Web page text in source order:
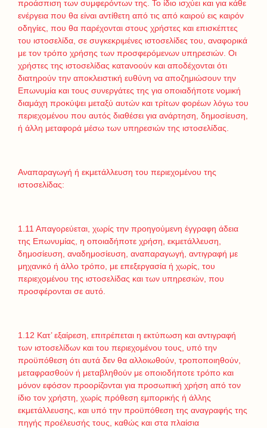
προάσπιση των συμφερόντων της. Το ίδιο ισχύει και για κάθε
ενέργεια που θα είναι αντίθετη από τις από καιρού εις καιρόν
οδηγίες, που θα παρέχονται στους χρήστες και επισκέπτες
του ιστοσελίδα, σε συγκεκριμένες ιστοσελίδες του, αναφορικά
με τον τρόπο χρήσης των προσφερόμενων υπηρεσιών. Οι
χρήστες της ιστοσελίδας κατανοούν και αποδέχονται ότι
διατηρούν την αποκλειστική ευθύνη να αποζημιώσουν την
Επωνυμία και τους συνεργάτες της για οποιαδήποτε νομική
διαμάχη προκύψει μεταξύ αυτών και τρίτων φορέων λόγω του
περιεχομένου που αυτός διαθέσει για ανάρτηση, δημοσίευση,
ή άλλη μεταφορά μέσω των υπηρεσιών της ιστοσελίδας.
Αναπαραγωγή ή εκμετάλλευση του περιεχομένου της
ιστοσελίδας:
1.11 Απαγορεύεται, χωρίς την προηγούμενη έγγραφη άδεια
της Επωνυμίας, η οποιαδήποτε χρήση, εκμετάλλευση,
δημοσίευση, αναδημοσίευση, αναπαραγωγή, αντιγραφή με
μηχανικό ή άλλο τρόπο, με επεξεργασία ή χωρίς, του
περιεχομένου της ιστοσελίδας και των υπηρεσιών, που
προσφέρονται σε αυτό.
1.12 Κατ’ εξαίρεση, επιτρέπεται η εκτύπωση και αντιγραφή
των ιστοσελίδων και του περιεχομένου τους, υπό την
προϋπόθεση ότι αυτά δεν θα αλλοιωθούν, τροποποιηθούν,
μεταφρασθούν ή μεταβληθούν με οποιοδήποτε τρόπο και
μόνον εφόσον προορίζονται για προσωπική χρήση από τον
ίδιο τον χρήστη, χωρίς πρόθεση εμπορικής ή άλλης
εκμετάλλευσης, και υπό την προϋπόθεση της αναγραφής της
πηγής προέλευσής τους, καθώς και στα πλαίσια